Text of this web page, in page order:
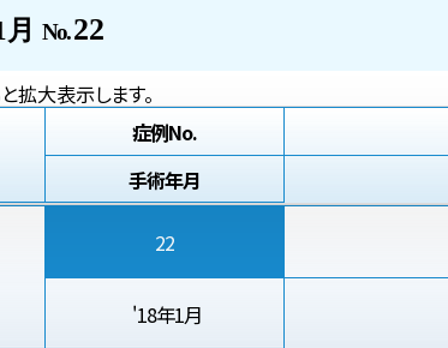
No.22
拡大表示します。
症例No.
手術年月
22
'18年1月